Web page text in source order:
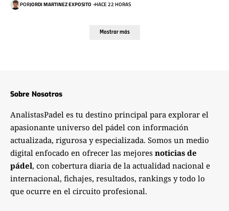
PORJORDI MARTINEZ EXPOSITO HACE 22 HORAS
Mostrar más
Sobre Nosotros
AnalistasPadel es tu destino principal para explorar el
apasionante universo del pádel con información
actualizada, rigurosa y especializada. Somos un medio
digital enfocado en ofrecer las mejores noticias de
pádel, con cobertura diaria de la actualidad nacional e
internacional, fichajes, resultados, rankings y todo lo
que ocurre en el circuito profesional.